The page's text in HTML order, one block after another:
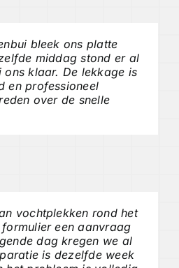
bleek ons platte
middag stond er al
ons klaar. De lekkage is
en professioneel
over de snelle
vochtplekken rond het
een aanvraag
dag kregen we al
is dezelfde week